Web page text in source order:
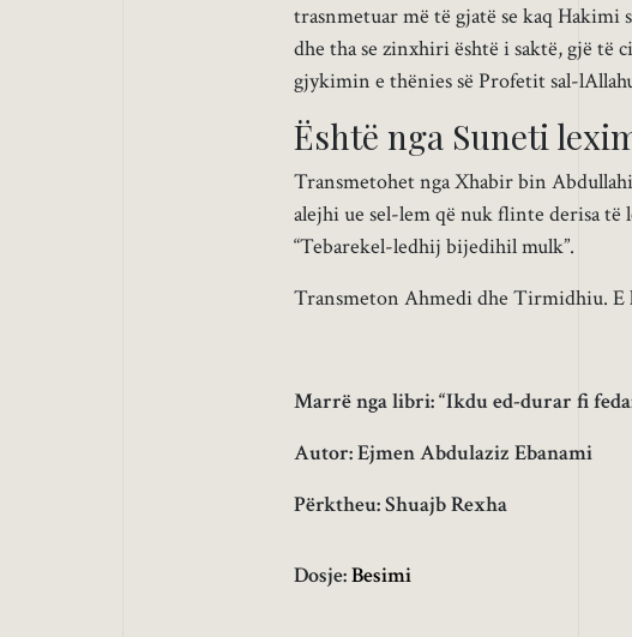
trasnmetuar më të gjatë se kaq
dhe tha se zinxhiri është i saktë, gjë të
gjykimin e thënies së Profetit sal-
Është nga Suneti
Transmetohet nga Xhabir bin
alejhi ue sel-lem që nuk flinte derisa të
“Tebarekel-ledhij bijedihil mulk”.
Transmeton Ahmedi dhe Tirmidhiu. E
Marrë nga libri: “Ikdu ed-durar fi
Autor: Ejmen Abdulaziz Ebanami
Përktheu: Shuajb Rexha
Dosje:Besimi